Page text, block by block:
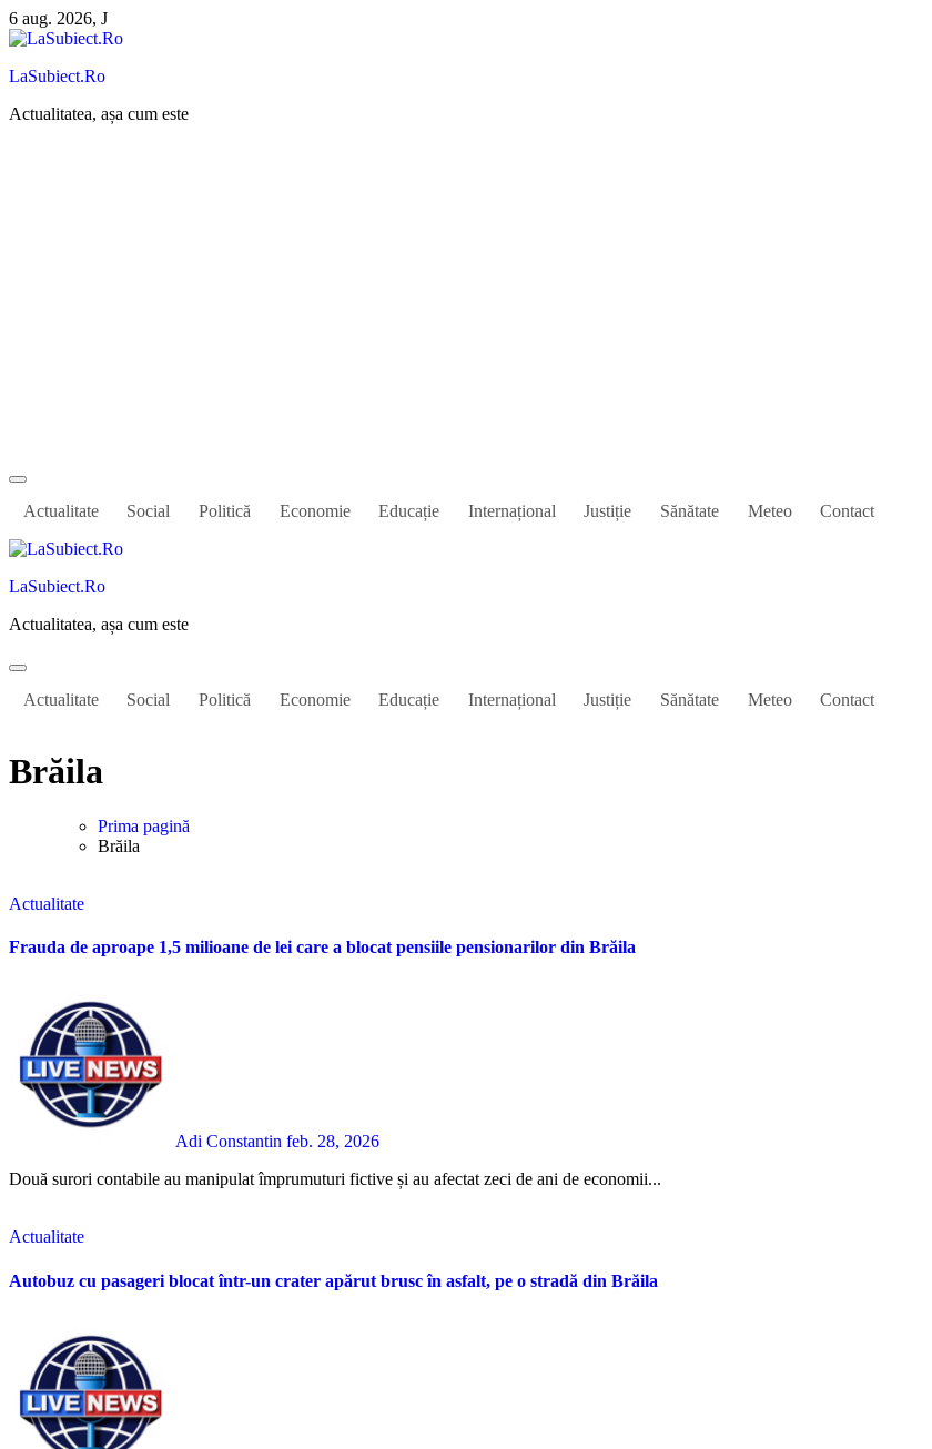
Sari
la
6 aug. 2026, J
LaSubiect.Ro
Actualitatea, așa cum este
Actualitate Social Politică Economie Educație Internațional Justiție Sănătate Meteo Contact
LaSubiect.Ro
Actualitatea, așa cum este
Actualitate Social Politică Economie Educație Internațional Justiție Sănătate Meteo Contact
Brăila
Prima pagină
Brăila
Actualitate
Frauda de aproape 1,5 milioane de lei care a blocat pensiile pensionarilor din Brăila
Adi Constantin feb. 28, 2026
Două surori contabile au manipulat împrumuturi fictive și au afectat zeci de ani de economii...
Actualitate
Autobuz cu pasageri blocat într-un crater apărut brusc în asfalt, pe o stradă din Brăila